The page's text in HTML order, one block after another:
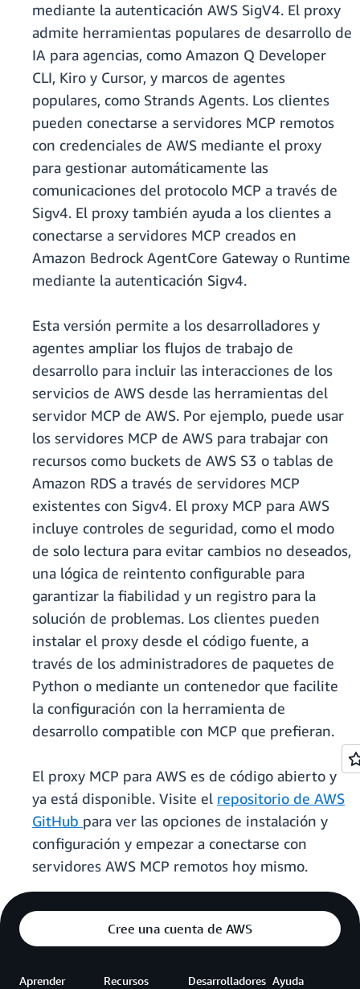
mediante la autenticación AWS SigV4. El proxy
admite herramientas populares de desarrollo de
IA para agencias, como Amazon Q Developer
CLI, Kiro y Cursor, y marcos de agentes
populares, como Strands Agents. Los clientes
pueden conectarse a servidores MCP remotos
con credenciales de AWS mediante el proxy
para gestionar automáticamente las
comunicaciones del protocolo MCP a través de
Sigv4. El proxy también ayuda a los clientes a
conectarse a servidores MCP creados en
Amazon Bedrock AgentCore Gateway o Runtime
mediante la autenticación Sigv4.
Esta versión permite a los desarrolladores y
agentes ampliar los flujos de trabajo de
desarrollo para incluir las interacciones de los
servicios de AWS desde las herramientas del
servidor MCP de AWS. Por ejemplo, puede usar
los servidores MCP de AWS para trabajar con
recursos como buckets de AWS S3 o tablas de
Amazon RDS a través de servidores MCP
existentes con Sigv4. El proxy MCP para AWS
incluye controles de seguridad, como el modo
de solo lectura para evitar cambios no deseados,
una lógica de reintento configurable para
garantizar la fiabilidad y un registro para la
solución de problemas. Los clientes pueden
instalar el proxy desde el código fuente, a
través de los administradores de paquetes de
Python o mediante un contenedor que facilite
la configuración con la herramienta de
desarrollo compatible con MCP que prefieran.
El proxy MCP para AWS es de código abierto y
ya está disponible. Visite el repositorio de AWS
GitHub para ver las opciones de instalación y
configuración y empezar a conectarse con
servidores AWS MCP remotos hoy mismo.
Cree una cuenta de AWS
Aprender Recursos Desarrolladores Ayuda